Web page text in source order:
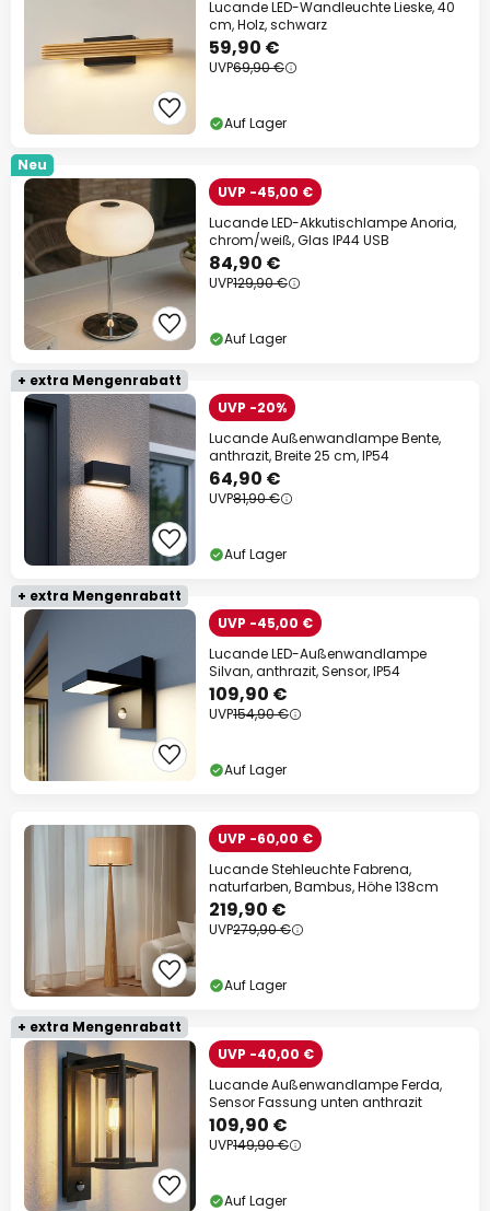
Lucande LED-Wandleuchte Lieske, 40
cm, Holz, schwarz
59,90 €
UVP69,90 €
Auf Lager
Neu
UVP -45,00 €
Lucande LED-Akkutischlampe Anoria,
chrom/weiß, Glas IP44 USB
84,90 €
UVP129,90 €
Auf Lager
+ extra Mengenrabatt
UVP -20%
Lucande Außenwandlampe Bente,
anthrazit, Breite 25 cm, IP54
64,90 €
UVP81,90 €
Auf Lager
+ extra Mengenrabatt
UVP -45,00 €
Lucande LED-Außenwandlampe
Silvan, anthrazit, Sensor, IP54
109,90 €
UVP154,90 €
Auf Lager
UVP -60,00 €
Lucande Stehleuchte Fabrena,
naturfarben, Bambus, Höhe 138cm
219,90 €
UVP279,90 €
Auf Lager
+ extra Mengenrabatt
UVP -40,00 €
Lucande Außenwandlampe Ferda,
Sensor Fassung unten anthrazit
109,90 €
UVP149,90 €
Auf Lager